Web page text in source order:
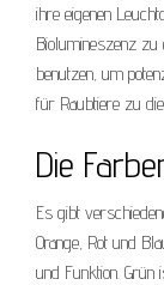
ihre eigenen
Biolumineszenz
benutzen, um
für Raubtiere zu
Die
Es gibt
Orange, Rot und
und Funktion.